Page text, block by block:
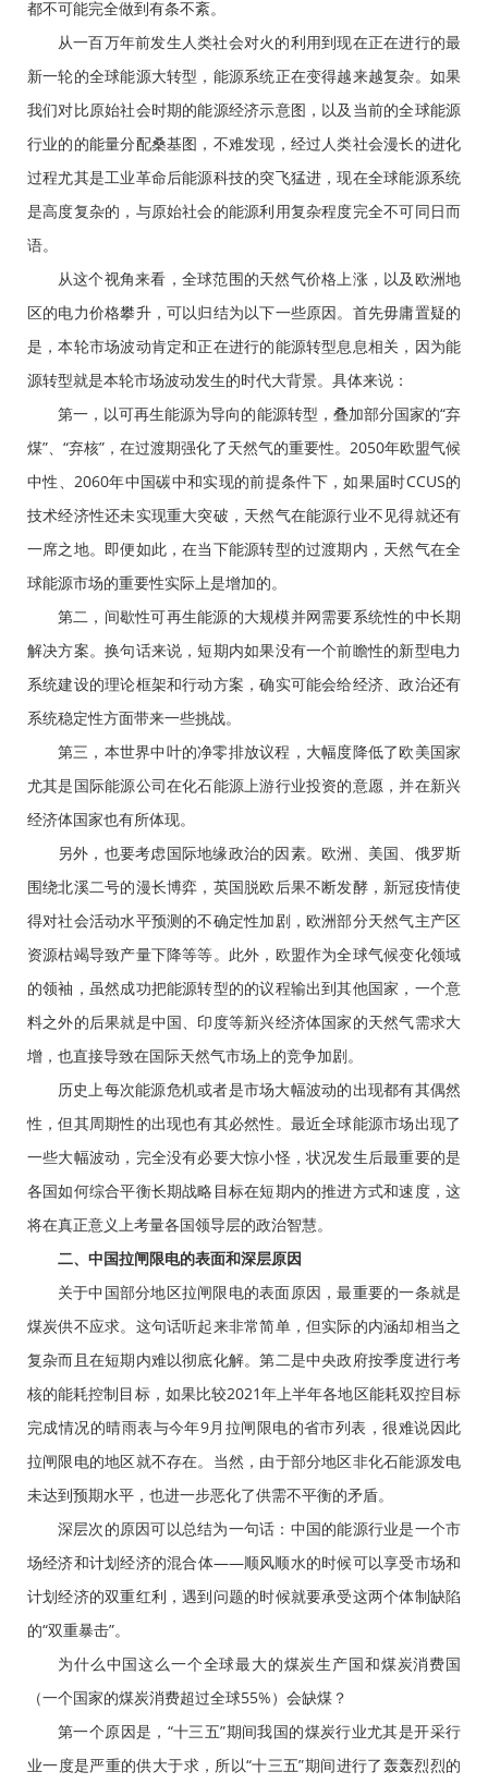
都不可能完全做到有条不紊。
从一百万年前发生人类社会对火的利用到现在正在进行的最
新一轮的全球能源大转型，能源系统正在变得越来越复杂。如果
我们对比原始社会时期的能源经济示意图，以及当前的全球能源
行业的的能量分配桑基图，不难发现，经过人类社会漫长的进化
过程尤其是工业革命后能源科技的突飞猛进，现在全球能源系统
是高度复杂的，与原始社会的能源利用复杂程度完全不可同日而
语。
从这个视角来看，全球范围的天然气价格上涨，以及欧洲地
区的电力价格攀升，可以归结为以下一些原因。首先毋庸置疑的
是，本轮市场波动肯定和正在进行的能源转型息息相关，因为能
源转型就是本轮市场波动发生的时代大背景。具体来说：
第一，以可再生能源为导向的能源转型，叠加部分国家的“弃
煤”、“弃核”，在过渡期强化了天然气的重要性。2050年欧盟气候
中性、2060年中国碳中和实现的前提条件下，如果届时CCUS的
技术经济性还未实现重大突破，天然气在能源行业不见得就还有
一席之地。即便如此，在当下能源转型的过渡期内，天然气在全
球能源市场的重要性实际上是增加的。
第二，间歇性可再生能源的大规模并网需要系统性的中长期
解决方案。换句话来说，短期内如果没有一个前瞻性的新型电力
系统建设的理论框架和行动方案，确实可能会给经济、政治还有
系统稳定性方面带来一些挑战。
第三，本世界中叶的净零排放议程，大幅度降低了欧美国家
尤其是国际能源公司在化石能源上游行业投资的意愿，并在新兴
经济体国家也有所体现。
另外，也要考虑国际地缘政治的因素。欧洲、美国、俄罗斯
围绕北溪二号的漫长博弈，英国脱欧后果不断发酵，新冠疫情使
得对社会活动水平预测的不确定性加剧，欧洲部分天然气主产区
资源枯竭导致产量下降等等。此外，欧盟作为全球气候变化领域
的领袖，虽然成功把能源转型的的议程输出到其他国家，一个意
料之外的后果就是中国、印度等新兴经济体国家的天然气需求大
增，也直接导致在国际天然气市场上的竞争加剧。
历史上每次能源危机或者是市场大幅波动的出现都有其偶然
性，但其周期性的出现也有其必然性。最近全球能源市场出现了
一些大幅波动，完全没有必要大惊小怪，状况发生后最重要的是
各国如何综合平衡长期战略目标在短期内的推进方式和速度，这
将在真正意义上考量各国领导层的政治智慧。
二、中国拉闸限电的表面和深层原因
关于中国部分地区拉闸限电的表面原因，最重要的一条就是
煤炭供不应求。这句话听起来非常简单，但实际的内涵却相当之
复杂而且在短期内难以彻底化解。第二是中央政府按季度进行考
核的能耗控制目标，如果比较2021年上半年各地区能耗双控目标
完成情况的晴雨表与今年9月拉闸限电的省市列表，很难说因此
拉闸限电的地区就不存在。当然，由于部分地区非化石能源发电
未达到预期水平，也进一步恶化了供需不平衡的矛盾。
深层次的原因可以总结为一句话：中国的能源行业是一个市
场经济和计划经济的混合体——顺风顺水的时候可以享受市场和
计划经济的双重红利，遇到问题的时候就要承受这两个体制缺陷
的“双重暴击”。
为什么中国这么一个全球最大的煤炭生产国和煤炭消费国
（一个国家的煤炭消费超过全球55%）会缺煤？
第一个原因是，“十三五”期间我国的煤炭行业尤其是开采行
业一度是严重的供大于求，所以“十三五”期间进行了轰轰烈烈的